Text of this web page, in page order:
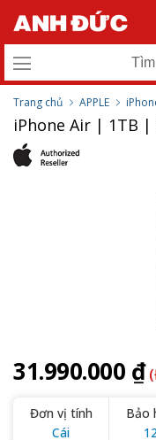
Trang chủ APPLE
iPhone Air | 1TB |
31.990.000 ₫
Đơn vị tính
Cái
Bảo